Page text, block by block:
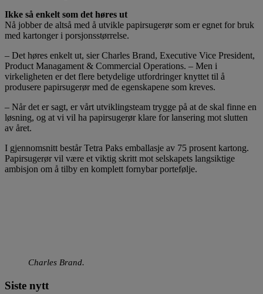
Ikke så enkelt som det høres ut
Nå jobber de altså med å utvikle papirsugerør som er egnet for bruk
med kartonger i porsjonsstørrelse.
– Det høres enkelt ut, sier Charles Brand, Executive Vice President,
Product Managament & Commercial Operations. – Men i
virkeligheten er det flere betydelige utfordringer knyttet til å
produsere papirsugerør med de egenskapene som kreves.
– Når det er sagt, er vårt utviklingsteam trygge på at de skal finne en
løsning, og at vi vil ha papirsugerør klare for lansering mot slutten
av året.
I gjennomsnitt består Tetra Paks emballasje av 75 prosent kartong.
Papirsugerør vil være et viktig skritt mot selskapets langsiktige
ambisjon om å tilby en komplett fornybar portefølje.
Charles Brand.
Siste nytt